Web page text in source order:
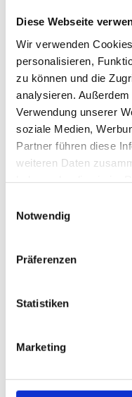
Diese Webseite
Wir verwenden
personalisieren,
zu können und die
analysieren.
Verwendung unserer
soziale Medien,
Partner führen diese
weiteren Daten
Notwendig
Präferenzen
Statistiken
Marketing
CFO-Interview
schwierigen
besonders
Auf dem
Interview mit Lars
Finanzvorstand
schwierigen Zeiten
erzielt. Außerdem
der kommenden